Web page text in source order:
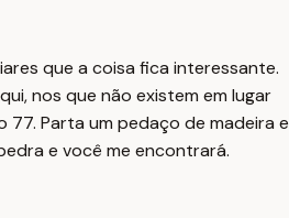
que a coisa fica interessante.
nos que não existem em lugar
77. Parta um pedaço de madeira e
e você me encontrará.